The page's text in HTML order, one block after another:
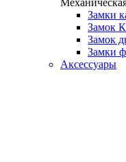
Замки
Замок
Замок
Замки
Аксессуары